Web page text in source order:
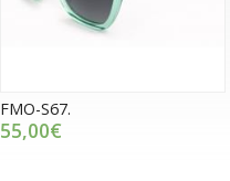
FMO-S67.
55,00€